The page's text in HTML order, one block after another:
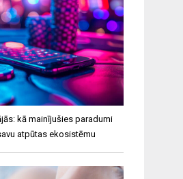
kā mainījušies paradumi
atpūtas ekosistēmu